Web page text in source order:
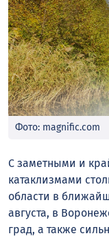
Фото: magnific.com
С заметными и
катаклизмами
области в
августа, в
град, а также